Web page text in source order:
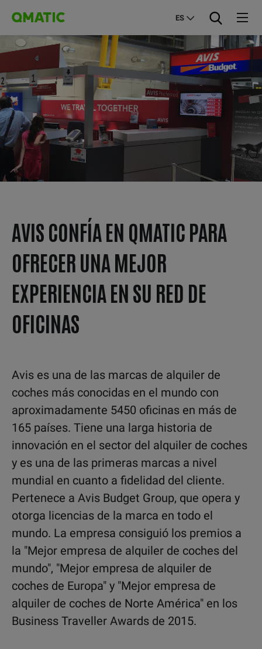
ES
AVIS CONFÍA EN QMATIC PARA
OFRECER UNA MEJOR
EXPERIENCIA EN SU RED DE
OFICINAS
Avis es una de las marcas de alquiler de
coches más conocidas en el mundo con
aproximadamente 5450 oficinas en más de
165 países. Tiene una larga historia de
innovación en el sector del alquiler de coches
y es una de las primeras marcas a nivel
mundial en cuanto a fidelidad del cliente.
Pertenece a Avis Budget Group, que opera y
otorga licencias de la marca en todo el
mundo. La empresa consiguió los premios a
la "Mejor empresa de alquiler de coches del
mundo", "Mejor empresa de alquiler de
coches de Europa" y "Mejor empresa de
alquiler de coches de Norte América" en los
Business Traveller Awards de 2015.